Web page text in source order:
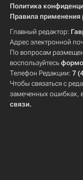
Политика
Правила применения
Главный редактор:
Адрес электронной
По вопросам
воспользуйтесь
Телефон Редакции: 7
Чтобы связаться с
замеченных ошибках,
связи.